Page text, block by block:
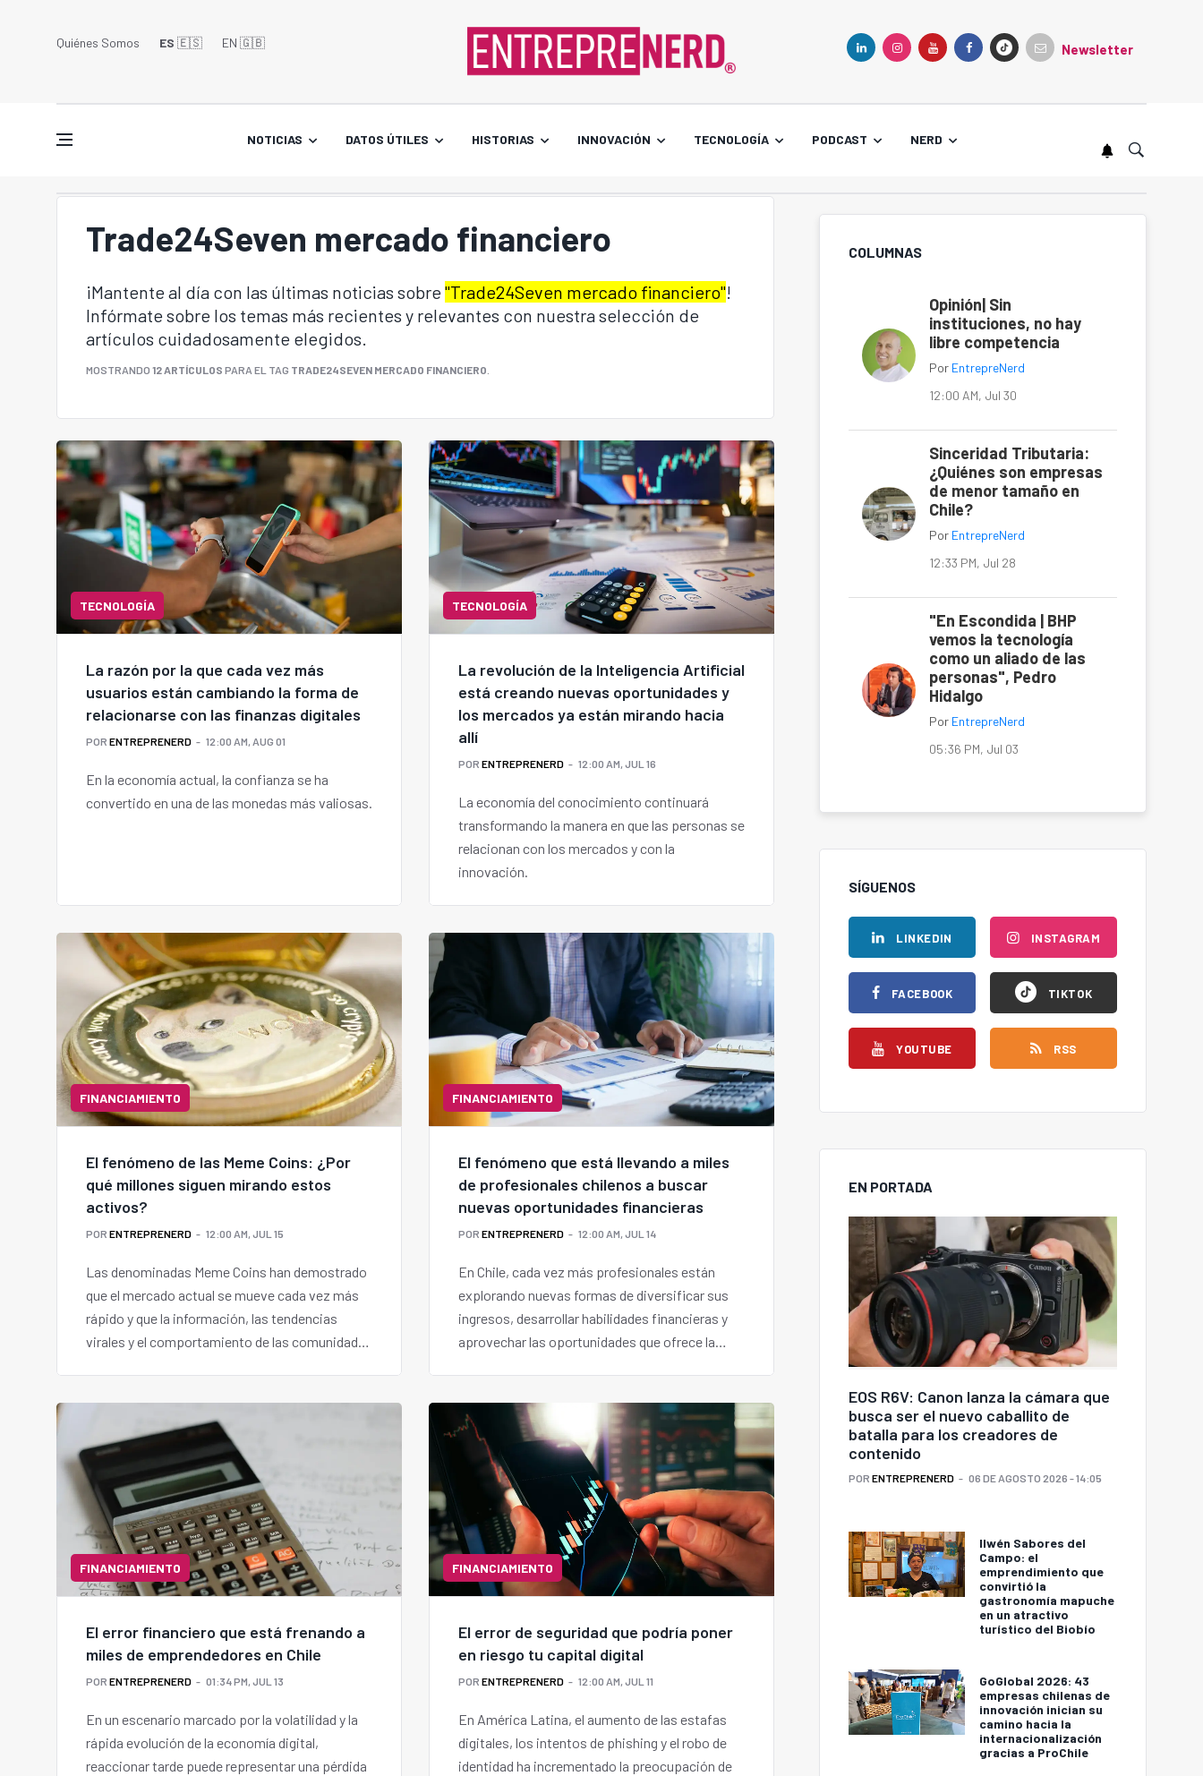
Quiénes Somos ES 🇪🇸 EN 🇬🇧󠁢󠁥󠁮󠁧󠁿 Newsletter
NOTICIAS DATOS ÚTILES HISTORIAS INNOVACIÓN TECNOLOGÍA PODCAST NERD
Trade24Seven mercado financiero
¡Mantente al día con las últimas noticias sobre "Trade24Seven mercado financiero"!
Infórmate sobre los temas más recientes y relevantes con nuestra selección de
artículos cuidadosamente elegidos.
MOSTRANDO 12 ARTÍCULOS PARA EL TAG TRADE24SEVEN MERCADO FINANCIERO
TECNOLOGÍA
La razón por la que cada vez más
usuarios están cambiando la forma de
relacionarse con las finanzas digitales
POR ENTREPRENERD 12:00 AM, AUG 01
En la economía actual, la confianza se ha
convertido en una de las monedas más valiosas.
TECNOLOGÍA
La revolución de la Inteligencia Artificial
está creando nuevas oportunidades y
los mercados ya están mirando hacia
allí
POR ENTREPRENERD 12:00 AM, JUL 16
La economía del conocimiento continuará
transformando la manera en que las personas se
relacionan con los mercados y con la
innovación.
FINANCIAMIENTO
El fenómeno de las Meme Coins: ¿Por
qué millones siguen mirando estos
activos?
POR ENTREPRENERD 12:00 AM, JUL 15
Las denominadas Meme Coins han demostrado
que el mercado actual se mueve cada vez más
rápido y que la información, las tendencias
virales y el comportamiento de las comunidades
FINANCIAMIENTO
El fenómeno que está llevando a miles
de profesionales chilenos a buscar
nuevas oportunidades financieras
POR ENTREPRENERD 12:00 AM, JUL 14
En Chile, cada vez más profesionales están
explorando nuevas formas de diversificar sus
ingresos, desarrollar habilidades financieras y
aprovechar las oportunidades que ofrece la
FINANCIAMIENTO
El error financiero que está frenando a
miles de emprendedores en Chile
POR ENTREPRENERD 01:34 PM, JUL 13
En un escenario marcado por la volatilidad y la
rápida evolución de la economía digital,
reaccionar tarde puede representar una pérdida
FINANCIAMIENTO
El error de seguridad que podría poner
en riesgo tu capital digital
POR ENTREPRENERD 12:00 AM, JUL 11
En América Latina, el aumento de las estafas
digitales, los intentos de phishing y el robo de
identidad ha incrementado la preocupación de
COLUMNAS
Opinión| Sin
instituciones, no hay
libre competencia
Por EntrepreNerd
12:00 AM, Jul 30
Sinceridad Tributaria:
¿Quiénes son empresas
de menor tamaño en
Chile?
Por EntrepreNerd
12:33 PM, Jul 28
"En Escondida | BHP
vemos la tecnología
como un aliado de las
personas", Pedro
Hidalgo
Por EntrepreNerd
05:36 PM, Jul 03
SÍGUENOS
LINKEDIN
FACEBOOK
YOUTUBE
INSTAGRAM
TIKTOK
RSS
EN PORTADA
EOS R6V: Canon lanza la cámara que
busca ser el nuevo caballito de
batalla para los creadores de
contenido
POR ENTREPRENERD 06 DE AGOSTO 2026 - 14:05
Ilwén Sabores del
Campo: el
emprendimiento que
convirtió la
gastronomía mapuche
en un atractivo
turístico del Biobío
GoGlobal 2026: 43
empresas chilenas de
innovación inician su
camino hacia la
internacionalización
gracias a ProChile